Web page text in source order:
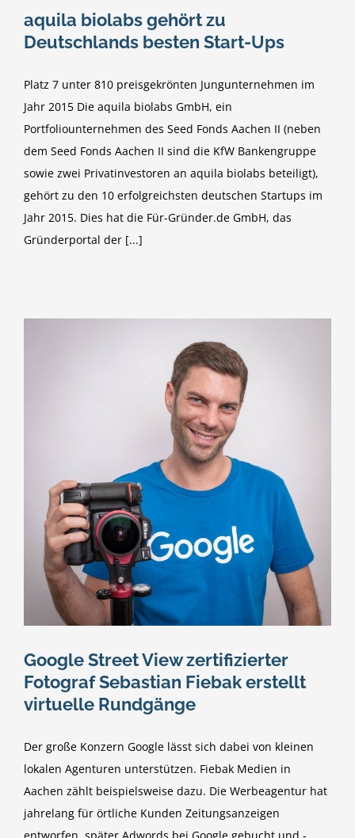
aquila biolabs gehört zu
Deutschlands besten Start-Ups
Platz 7 unter 810 preisgekrönten Jungunternehmen im
Jahr 2015 Die aquila biolabs GmbH, ein
Portfoliounternehmen des Seed Fonds Aachen II (neben
dem Seed Fonds Aachen II sind die KfW Bankengruppe
sowie zwei Privatinvestoren an aquila biolabs beteiligt),
gehört zu den 10 erfolgreichsten deutschen Startups im
Jahr 2015. Dies hat die Für-Gründer.de GmbH, das
Gründerportal der [...]
Google Street View zertifizierter
Fotograf Sebastian Fiebak erstellt
virtuelle Rundgänge
Der große Konzern Google lässt sich dabei von kleinen
lokalen Agenturen unterstützen. Fiebak Medien in
Aachen zählt beispielsweise dazu. Die Werbeagentur hat
jahrelang für örtliche Kunden Zeitungs­anzeigen